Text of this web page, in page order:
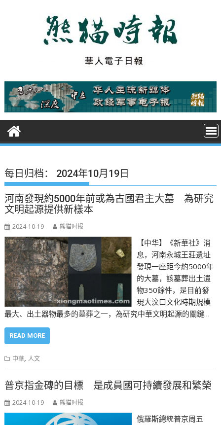
t
每日归档： 2024年10月19日
河南發現約5000年前或為古國君主大墓 為研究
文明起源提供新樣本
2024-10-19 熊猫时报
【中华】《新華社》消
息，河南永城王莊遺址
發現一座距今約5000年
的大墓，該墓葬出土遺
物350餘件，是目前發
現大汶口文化時期規模
最大、出土器物最多的墓葬之一，為研究中華文明起源的關鍵…
READ MORE
中華, 人文
普京指金磚的目標 是成員國可持續發展和繁榮
2024-10-19 熊猫时报
俄羅斯總統普京周五